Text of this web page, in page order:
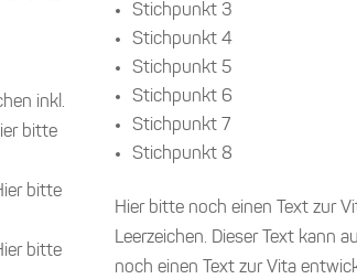
inkl.
bitte
bitte
bitte
Stichpunkt 3
Stichpunkt 4
Stichpunkt 5
Stichpunkt 6
Stichpunkt 7
Stichpunkt 8
Hier bitte noch einen Text zur
Leerzeichen. Dieser Text kann
noch einen Text zur Vita